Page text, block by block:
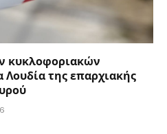
κυκλοφοριακών
της επαρχιακής